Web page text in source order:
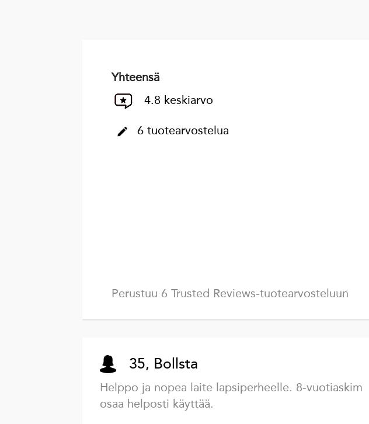
Yhteensä
4.8 keskiarvo
6 tuotearvostelua
Perustuu 6 Trusted Reviews-tuotearvosteluun
35, Bollsta
Helppo ja nopea laite lapsiperheelle. 8-vuotiaskim
osaa helposti käyttää.